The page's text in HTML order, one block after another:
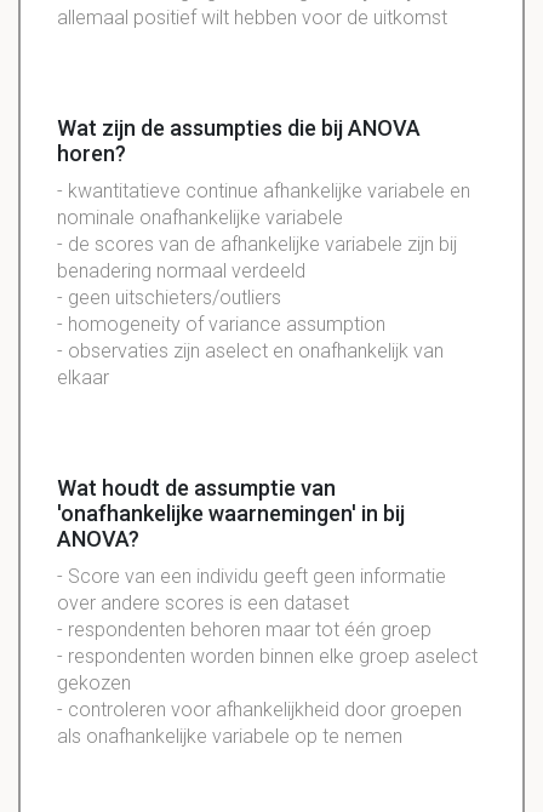
allemaal positief wilt hebben voor de uitkomst
Wat zijn de assumpties die bij ANOVA
horen?
- kwantitatieve continue afhankelijke variabele en
nominale onafhankelijke variabele
- de scores van de afhankelijke variabele zijn bij
benadering normaal verdeeld
- geen uitschieters/outliers
- homogeneity of variance assumption
- observaties zijn aselect en onafhankelijk van
elkaar
Wat houdt de assumptie van
'onafhankelijke waarnemingen' in bij
ANOVA?
- Score van een individu geeft geen informatie
over andere scores is een dataset
- respondenten behoren maar tot één groep
- respondenten worden binnen elke groep aselect
gekozen
- controleren voor afhankelijkheid door groepen
als onafhankelijke variabele op te nemen